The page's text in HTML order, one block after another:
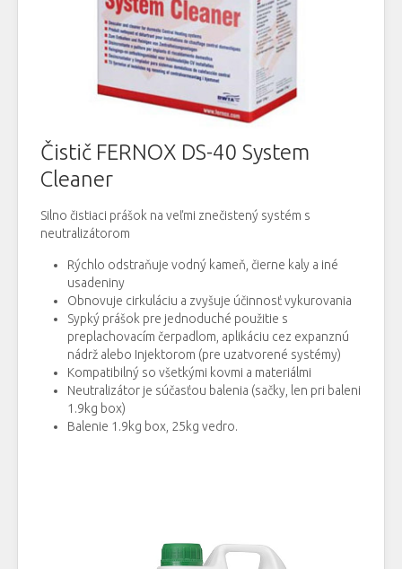
Čistič FERNOX DS-40 System
Cleaner
Silno čistiaci prášok na veľmi znečistený systém s
neutralizátorom
Rýchlo odstraňuje vodný kameň, čierne kaly a iné
usadeniny
Obnovuje cirkuláciu a zvyšuje účinnosť vykurovania
Sypký prášok pre jednoduché použitie s
preplachovacím čerpadlom, aplikáciu cez expanznú
nádrž alebo Injektorom (pre uzatvorené systémy)
Kompatibilný so všetkými kovmi a materiálmi
Neutralizátor je súčasťou balenia (sačky, len pri baleni
1.9kg box)
Balenie 1.9kg box, 25kg vedro.